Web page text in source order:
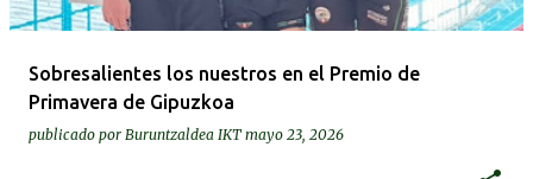
Sobresalientes los nuestros en el Premio de
Primavera de Gipuzkoa
publicado por Buruntzaldea IKT mayo 23, 2026